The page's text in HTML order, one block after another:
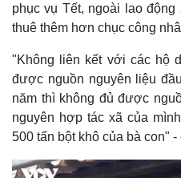
phục vụ Tết, ngoài lao
thuê thêm hơn chục công
"Không liên kết với các hộ
được nguồn nguyên liệu
năm thì không đủ được
nguyên hợp tác xã của
500 tấn bột khô của bà con"